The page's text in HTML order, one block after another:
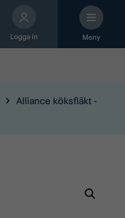
Logga in Meny
Alliance köksfläkt -